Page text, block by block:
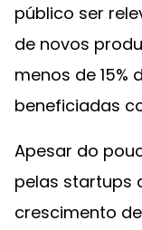
público ser
de novos
menos de
beneficiadas
Apesar do
pelas startups
crescimento